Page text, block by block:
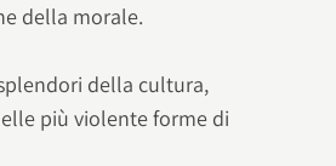
della morale.
della cultura,
più violente forme di